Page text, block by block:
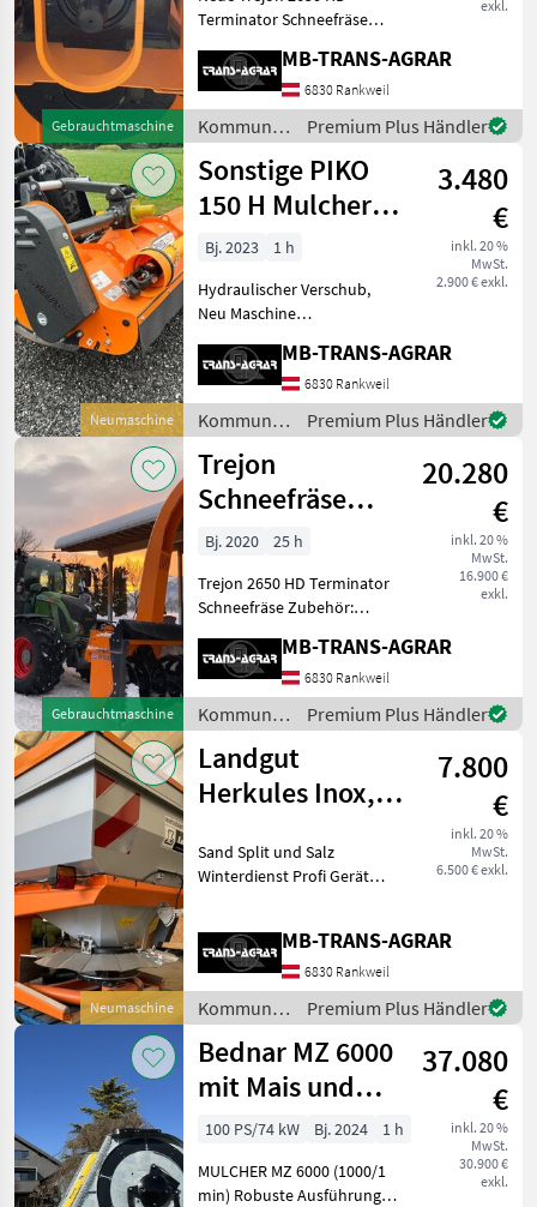
Gebrauchtmaschine
Verladefrä
exkl.
Terminator Schneefräse
Laufräder (2 Stk.) ,
Verbreiterungen komplett,
(Zweistufenprinzip:
Fräswalze zerteilt den
Schnee - Tr
MB-TRANS-AGRAR
6830 Rankweil
Kommunalgeräte
/ Trejon
Premium Plus Händler
Neumaschine
Sonstige PIKO
150 H Mulcher
Obstbau
Kleintraktor
3.480
€
inkl. 20 %
MwSt.
2.900 € exkl.
Bj. 2023
1 h
Hydraulischer Verschub,
Neu Maschine
KommunalgeräteMB-TRANS-AGRAR
6830 Rankweil
Kommunalgeräte
/ Sonstige
Premium Plus Händler
Gebrauchtmaschine
Trejon
Schneefräse
Optimal 2650HD
Terminator
Verladefrä
20.280
€
inkl. 20 %
MwSt.
16.900 €
exkl.
Bj. 2020
25 h
Trejon 2650 HD Terminator
Schneefräse Zubehör:
Stk.) , Verbreiterungen
komplett,
(Zweistufenprinzip:
Fräswalze zerteilt den
Schnee - Transpo
MB-TRANS-AGRAR
6830 Rankweil
Kommunalgeräte
/ Trejon
Premium Plus Händler
Neumaschine
Landgut
Herkules Inox,
wegabhängig
7.800
€
inkl. 20 %
MwSt.
6.500 € exkl.
Sand Split und Salz
Winterdienst Profi Gerät
Niro Stahl Zusätzlich
verzinkt und lackiert
Sonderausstattung
Beleuchtung Auf
MB-TRANS-AGRAR
6830 Rankweil
Kommunalgeräte
/ Landgut
Premium Plus Händler
Bednar MZ 6000
mit Mais und
Gras Version !
Mulcher Sich
37.080
€
inkl. 20 %
MwSt.
30.900 €
exkl.
100 PS/74 kW Bj. 2024
1 h
MULCHER MZ 6000 (1000/1
min) Robuste Ausführung